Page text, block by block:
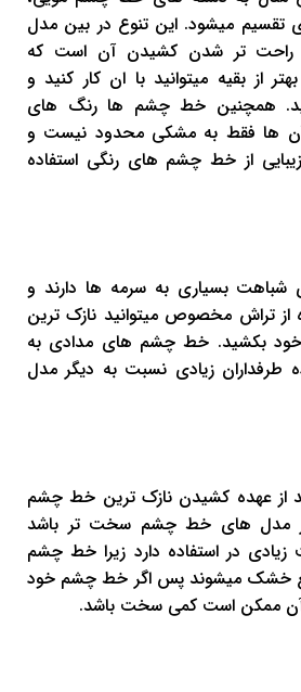
تقسیم میشود. این تنوع در بین مدل
تر شدن کشیدن آن است که
از بقیه میتوانید با ان کار کنید و
همچنین خط چشم ها رنگ های
آن ها فقط به مشکی محدود نیست و
زیبایی از خط چشم های رنگی استفاده
بسیاری به سرمه ها دارند و
از تراش مخصوص میتوانید نازک ترین
بکشید. خط چشم های مدادی به
طرفداران زیادی نسبت به دیگر مدل
از عهده کشیدن نازک ترین خط چشم
مدل های خط چشم سخت تر باشد
زیادی در استفاده دارد زیرا خط چشم
خشک میشوند پس اگر خط چشم خود
آن ممکن است کمی سخت باشد.